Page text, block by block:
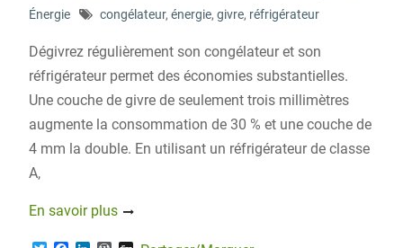
Énergie
congélateur, énergie, givre, réfrigérateur
Dégivrez régulièrement son congélateur et son
réfrigérateur permet des économies substantielles.
Une couche de givre de seulement trois millimètres
augmente la consommation de 30 % et une couche de
4 mm la double. En utilisant un réfrigérateur de classe
A,
En savoir plus